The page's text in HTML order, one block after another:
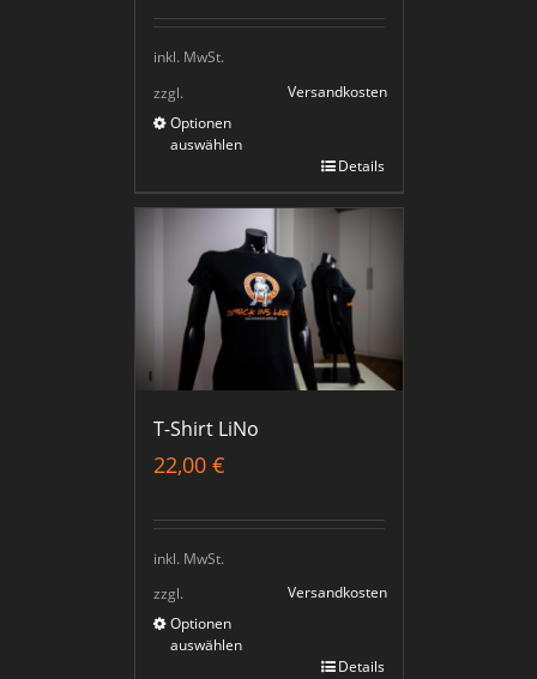
inkl. MwSt.
zzgl.
Versandkosten
Optionen
auswählen
Details
T-Shirt LiNo
22,00 €
inkl. MwSt.
zzgl.
Versandkosten
Optionen
auswählen
Details